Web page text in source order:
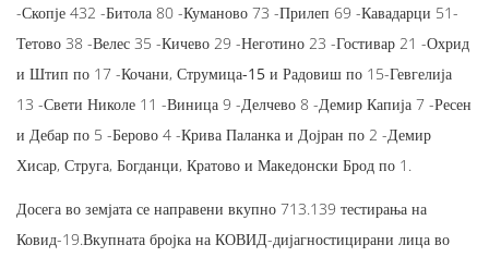
-Скопје 432 -Битола 80 -Куманово 73 -Прилеп 69 -Кавадарци 51-
Тетово 38 -Велес 35 -Кичево 29 -Неготино 23 -Гостивар 21 -Охрид
и Штип по 17 -Кочани, Струмица-15 и Радовиш по 15-Гевгелија
13 -Свети Николе 11 -Виница 9 -Делчево 8 -Демир Капија 7 -Ресен
и Дебар по 5 -Берово 4 -Крива Паланка и Дојран по 2 -Демир
Хисар, Струга, Богданци, Кратово и Македонски Брод по 1.
Досега во земјата се направени вкупно 713.139 тестирања на
Ковид-19.Вкупната бројка на КОВИД-дијагностицирани лица во